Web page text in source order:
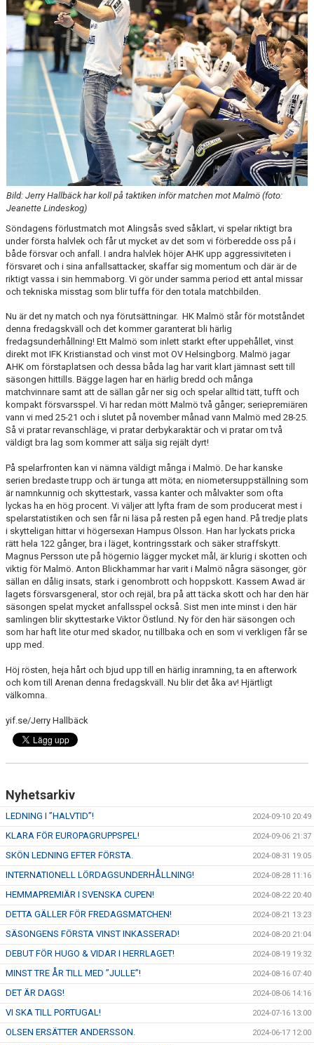
Bild: Jerry Hallbäck har koll på taktiken inför matchen mot Malmö (foto:
Jeanette Lindeskog)
Söndagens förlustmatch mot Alingsås sved såklart, vi spelar riktigt bra
under första halvlek och får ut mycket av det som vi förberedde oss på i
både försvar och anfall. I andra halvlek höjer AHK upp aggressiviteten i
försvaret och i sina anfallsattacker, skaffar sig momentum och där är de
riktigt vassa i sin hemmaborg. Vi gör under samma period ett antal missar
och tekniska misstag som blir tuffa för den totala matchbilden.
Nu är det ny match och nya förutsättningar. HK Malmö står för motståndet
denna fredagskväll och det kommer garanterat bli härlig
fredagsunderhållning! Ett Malmö som inlett starkt efter uppehållet, vinst
direkt mot IFK Kristianstad och vinst mot OV Helsingborg. Malmö jagar
AHK om förstaplatsen och dessa båda lag har varit klart jämnast sett till
säsongen hittills. Bägge lagen har en härlig bredd och många
matchvinnare samt att de sällan går ner sig och spelar alltid tätt, tufft och
kompakt försvarsspel. Vi har redan mött Malmö två gånger; seriepremiären
vann vi med 25-21 och i slutet på november månad vann Malmö med 28-25.
Så vi pratar revanschläge, vi pratar derbykaraktär och vi pratar om två
väldigt bra lag som kommer att sälja sig rejält dyrt!
På spelarfronten kan vi nämna väldigt många i Malmö. De har kanske
serien bredaste trupp och är tunga att möta; en niometersuppställning som
är namnkunnig och skyttestark, vassa kanter och målvakter som ofta
lyckas ha en hög procent. Vi väljer att lyfta fram de som producerat mest i
spelarstatistiken och sen får ni läsa på resten på egen hand. På tredje plats
i skytteligan hittar vi högersexan Hampus Olsson. Han har lyckats pricka
rätt hela 122 gånger, bra i läget, kontringsstark och säker straffskytt.
Magnus Persson ute på högernio lägger mycket mål, är klurig i skotten och
viktig för Malmö. Anton Blickhammar har varit i Malmö några säsonger, gör
sällan en dålig insats, stark i genombrott och hoppskott. Kassem Awad är
lagets försvarsgeneral, stor och rejäl, bra på att täcka skott och har den här
säsongen spelat mycket anfallsspel också. Sist men inte minst i den här
samlingen blir skyttestarke Viktor Östlund. Ny för den här säsongen och
som har haft lite otur med skador, nu tillbaka och en som vi verkligen får se
upp med.
Höj rösten, heja hårt och bjud upp till en härlig inramning, ta en afterwork
och kom till Arenan denna fredagskväll. Nu blir det åka av! Hjärtligt
välkomna.
yif.se/Jerry Hallbäck
Nyhetsarkiv
LEDNING I ”HALVTID”! 2024-09-10 20:49
KLARA FÖR EUROPAGRUPPSPEL! 2024-09-06 21:37
SKÖN LEDNING EFTER FÖRSTA. 2024-08-31 19:05
INTERNATIONELL LÖRDAGSUNDERHÅLLNING! 2024-08-28 11:16
HEMMAPREMIÄR I SVENSKA CUPEN! 2024-08-22 20:40
DETTA GÄLLER FÖR FREDAGSMATCHEN! 2024-08-21 13:23
SÄSONGENS FÖRSTA VINST INKASSERAD! 2024-08-20 21:04
DEBUT FÖR HUGO & VIDAR I HERRLAGET! 2024-08-19 19:32
MINST TRE ÅR TILL MED ”JULLE”! 2024-08-16 07:40
DET ÄR DAGS! 2024-08-06 14:16
VI SKA TILL PORTUGAL! 2024-07-16 13:00
OLSEN ERSÄTTER ANDERSSON. 2024-06-17 12:00